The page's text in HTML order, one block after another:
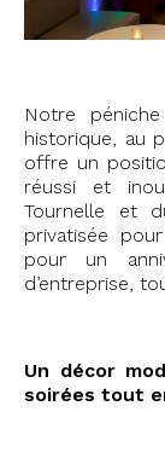
Notre
historique, au
offre un
réussi et
Tournelle et
privatisée
pour un
d’entreprise,
Un décor
soirées tout